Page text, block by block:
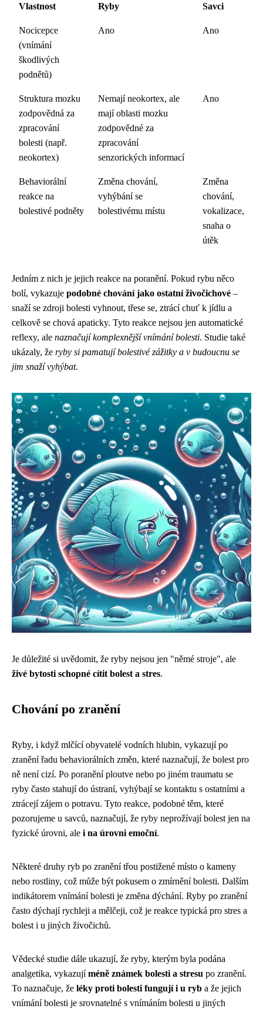
Vlastnost Ryby Savci
Nocicepce
(vnímání
škodlivých
podnětů)
Ano Ano
Struktura mozku
zodpovědná za
zpracování
bolesti (např.
neokortex)
Nemají neokortex, ale
mají oblasti mozku
zodpovědné za
zpracování
senzorických informací
Ano
Behaviorální
reakce na
bolestivé podněty
Změna chování,
vyhýbání se
bolestivému místu
Změna
chování,
vokalizace,
snaha o
útěk
Jedním z nich je jejich reakce na poranění. Pokud rybu něco
bolí, vykazuje podobné chování jako ostatní živočichové –
snaží se zdroji bolesti vyhnout, třese se, ztrácí chuť k jídlu a
celkově se chová apaticky. Tyto reakce nejsou jen automatické
reflexy, ale naznačují komplexnější vnímání bolesti. Studie také
ukázaly, že ryby si pamatují bolestivé zážitky a v budoucnu se
jim snaží vyhýbat.
Je důležité si uvědomit, že ryby nejsou jen "němé stroje", ale
živé bytosti schopné cítit bolest a stres.
Chování po zranění
Ryby, i když mlčící obyvatelé vodních hlubin, vykazují po
zranění řadu behaviorálních změn, které naznačují, že bolest pro
ně není cizí. Po poranění ploutve nebo po jiném traumatu se
ryby často stahují do ústraní, vyhýbají se kontaktu s ostatními a
ztrácejí zájem o potravu. Tyto reakce, podobné těm, které
pozorujeme u savců, naznačují, že ryby neprožívají bolest jen na
fyzické úrovni, ale i na úrovni emoční.
Některé druhy ryb po zranění třou postižené místo o kameny
nebo rostliny, což může být pokusem o zmírnění bolesti. Dalším
indikátorem vnímání bolesti je změna dýchání. Ryby po zranění
často dýchají rychleji a mělčeji, což je reakce typická pro stres a
bolest i u jiných živočichů.
Vědecké studie dále ukazují, že ryby, kterým byla podána
analgetika, vykazujíméně známek bolesti a stresu po zranění.
To naznačuje, že léky proti bolesti fungují i u ryb a že jejich
vnímání bolesti je srovnatelné s vnímáním bolesti u jiných